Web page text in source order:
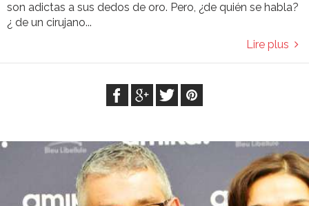
son adictas a sus dedos de oro. Pero, ¿de quién se habla?
¿ de un cirujano...
Lire plus